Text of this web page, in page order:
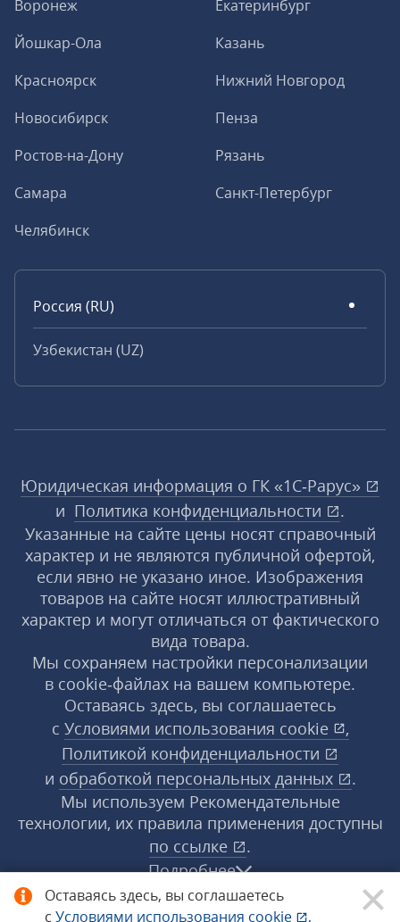
Оставаясь здесь, вы соглашаетесь
с Условиями использования cookie ,
Воронеж
Екатеринбург
Йошкар-Ола
Казань
Красноярск
Нижний Новгород
Новосибирск
Пенза
Ростов-на-Дону
Рязань
Самара
Санкт-Петербург
Челябинск
Россия (RU)
Узбекистан (UZ)
Юридическая информация о ГК «1С‑Рарус»
и Политика конфиденциальности
.
Указанные на сайте цены носят справочный
характер и не являются публичной офертой,
если явно не указано иное. Изображения
товаров на сайте носят иллюстративный
характер и могут отличаться от фактического
вида товара.
Мы сохраняем настройки персонализации
в cookie‑файлах на вашем компьютере.
Оставаясь здесь, вы соглашаетесь
с Условиями использования cookie
,
Политикой конфиденциальности
и обработкой персональных данных
.
Мы используем Рекомендательные
технологии, их правила применения доступны
по ссылке
.
Подробнее